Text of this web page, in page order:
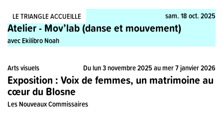
LE TRIANGLE ACCUEILLE
Stage, Pratique sam. 18 oct. 2025
Atelier - Mov’lab (danse et mouvement)
avec Ekilibro Noah
Arts visuels Du lun 3 novembre 2025 au mer 7 janvier 2026
Exposition : Voix de femmes, un matrimoine au
cœur du Blosne
Les Nouveaux Commissaires